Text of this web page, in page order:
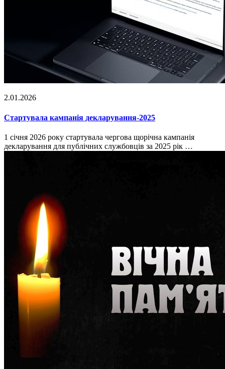
2.01.2026
Стартувала кампанія декларування-2025
1 січня 2026 року стартувала чергова щорічна кампанія
декларування для публічних службовців за 2025 рік …